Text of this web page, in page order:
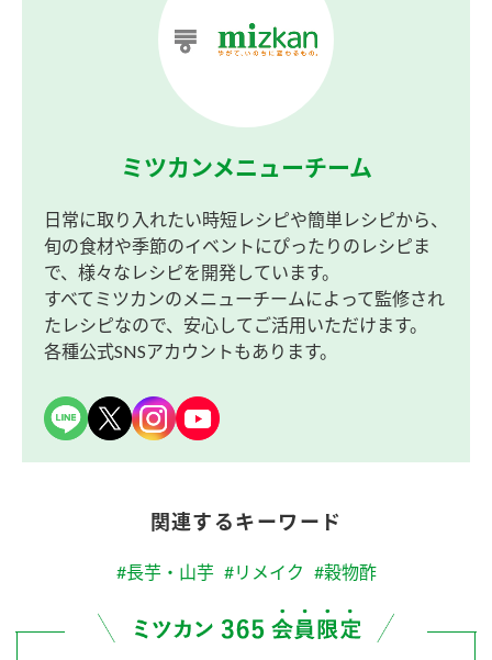
ミツカンメニューチーム
日常に取り入れたい時短レシピや簡単レシピから、
旬の食材や季節のイベントにぴったりのレシピま
で、様々なレシピを開発しています。
すべてミツカンのメニューチームによって監修され
たレシピなので、安心してご活用いただけます。
各種公式SNSアカウントもあります。
関連するキーワード
#長芋・山芋 #リメイク #穀物酢